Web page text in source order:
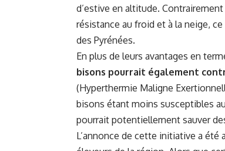
d’estive en altitude.
résistance au froid et à la neige,
des Pyrénées.
En plus de leurs avantages en
bisons pourrait également
(Hyperthermie Maligne
bisons étant moins susceptibles
pourrait potentiellement sauver
L’annonce de cette initiative a été